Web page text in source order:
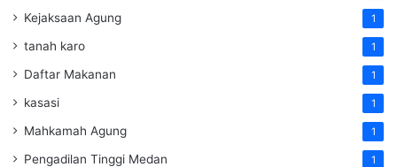
Kejaksaan Agung 1
tanah karo 1
Daftar Makanan 1
kasasi 1
Mahkamah Agung 1
Pengadilan Tinggi Medan 1